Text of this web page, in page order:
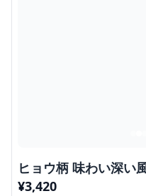
ヒョウ柄 味わい深い
¥3,420